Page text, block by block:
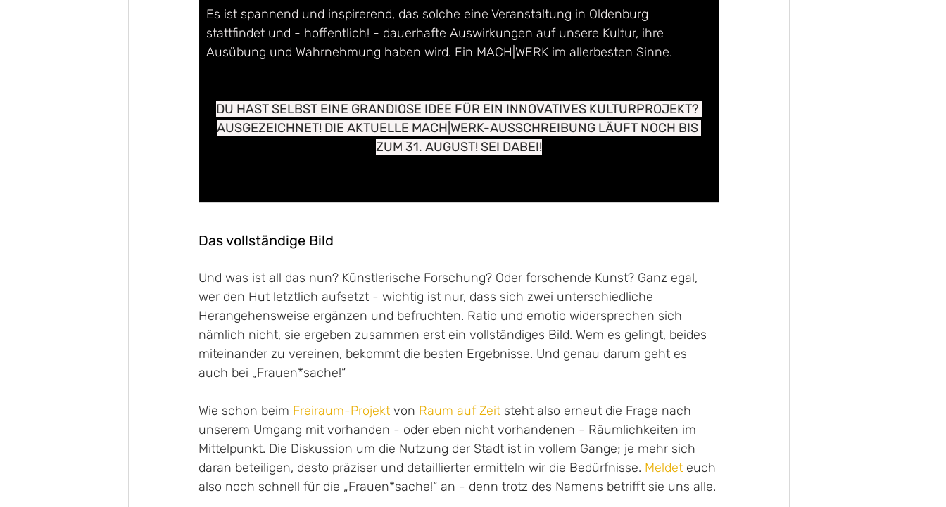
Es ist spannend und inspirerend, das solche eine Veranstaltung in Oldenburg
stattfindet und - hoffentlich! - dauerhafte Auswirkungen auf unsere Kultur, ihre
Ausübung und Wahrnehmung haben wird. Ein MACH|WERK im allerbesten Sinne.
DU HAST SELBST EINE GRANDIOSE IDEE FÜR EIN INNOVATIVES KULTURPROJEKT?
AUSGEZEICHNET! DIE AKTUELLE MACH|WERK-AUSSCHREIBUNG LÄUFT NOCH BIS
ZUM 31. AUGUST! SEI DABEI!
Das vollständige Bild
Und was ist all das nun? Künstlerische Forschung? Oder forschende Kunst? Ganz egal,
wer den Hut letztlich aufsetzt - wichtig ist nur, dass sich zwei unterschiedliche
Herangehensweise ergänzen und befruchten. Ratio und emotio widersprechen sich
nämlich nicht, sie ergeben zusammen erst ein vollständiges Bild. Wem es gelingt, beides
miteinander zu vereinen, bekommt die besten Ergebnisse. Und genau darum geht es
auch bei „Frauen*sache!“
Wie schon beim Freiraum-Projekt von Raum auf Zeit steht also erneut die Frage nach
unserem Umgang mit vorhanden - oder eben nicht vorhandenen - Räumlichkeiten im
Mittelpunkt. Die Diskussion um die Nutzung der Stadt ist in vollem Gange; je mehr sich
daran beteiligen, desto präziser und detaillierter ermitteln wir die Bedürfnisse. Meldet euch
also noch schnell für die „Frauen*sache!“ an - denn trotz des Namens betrifft sie uns alle.